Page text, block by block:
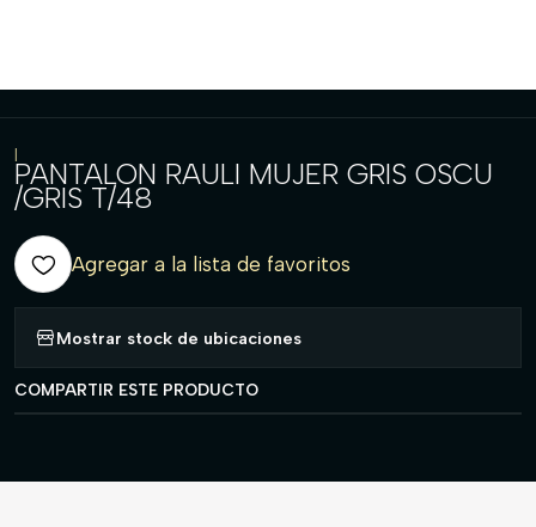
|
PANTALON RAULI MUJER GRIS OSCU
/GRIS T/48
Agregar a la lista de favoritos
Mostrar stock de ubicaciones
COMPARTIR ESTE PRODUCTO